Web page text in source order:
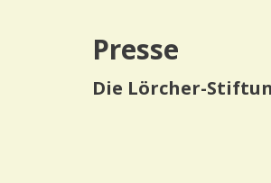
Presse
Die Lörcher-